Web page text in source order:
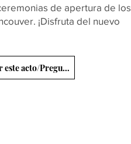
de apertura de los
¡Disfruta del nuevo
Reservar este acto/Preguntas